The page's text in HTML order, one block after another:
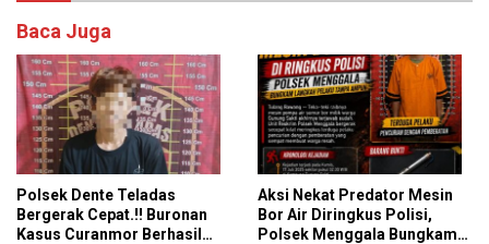
Baca Juga
Polsek Dente Teladas
Bergerak Cepat.!! Buronan
Kasus Curanmor Berhasil
Aksi Nekat Predator Mesin
Bor Air Diringkus Polisi,
Polsek Menggala Bungkam